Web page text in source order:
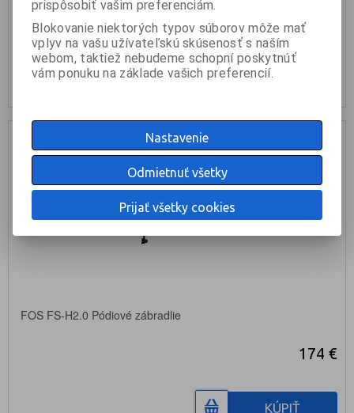
KÚPIŤ
nie je na sklade
FOS FS-H2.0 Pódiové zábradlie
174 €
KÚPIŤ
prispôsobiť vašim preferenciám.
Blokovanie niektorých typov súborov môže mať
vplyv na vašu užívateľskú skúsenosť s naším
webom, taktiež nebudeme schopní poskytnúť
vám ponuku na základe vašich preferencií.
Nastavenie
Odmietnuť všetky
Prijať všetky cookies